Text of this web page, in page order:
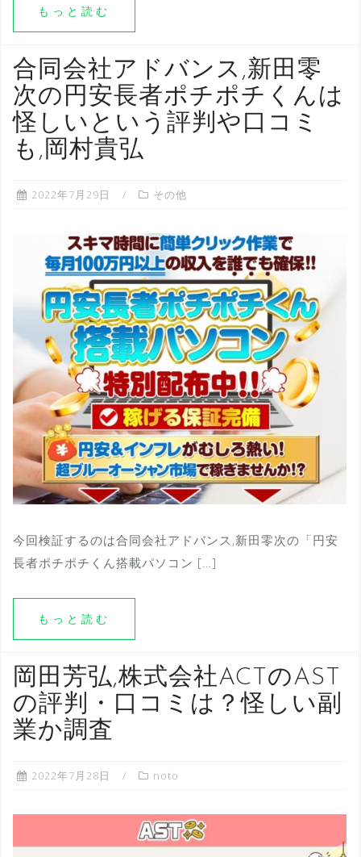
もっと読む
合同会社アドバンス,新田零
次の円安長者ポチポチくんは
怪しいという評判や口コミ
も,岡村貴弘
2022年7月29日 その他
今回検証するのは合同会社アドバンス,新田零次の「円安
長者ポチポチくん搭載パソコン […]
もっと読む
岡田芳弘,株式会社ACTのAST
の評判・口コミは？怪しい副
業か調査
2022年7月28日 noto